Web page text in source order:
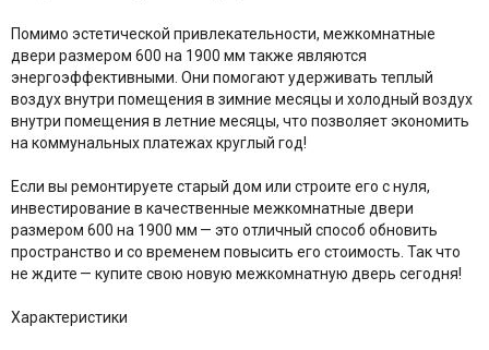
Помимо эстетической привлекательности, межкомнатные
двери размером 600 на 1900 мм также являются
энергоэффективными. Они помогают удерживать теплый
воздух внутри помещения в зимние месяцы и холодный воздух
внутри помещения в летние месяцы, что позволяет экономить
на коммунальных платежах круглый год!
Если вы ремонтируете старый дом или строите его с нуля,
инвестирование в качественные межкомнатные двери
размером 600 на 1900 мм — это отличный способ обновить
пространство и со временем повысить его стоимость. Так что
не ждите — купите свою новую межкомнатную дверь сегодня!
Характеристики